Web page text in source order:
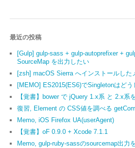
最近の投稿
[Gulp] gulp-sass + gulp-autoprefixer +
SourceMap を出力したい
[zsh] macOS Sierra へインストールした
[MEMO] ES2015(ES6)でSingletonはどう
【覚書】bower で jQuery 1.x系 と 2.x系
復習, Element の CSS値を調べる
Memo, iOS Firefox UA(userAgent)
【覚書】oF 0.9.0 + Xcode 7.1.1
Memo, gulp-ruby-sassのsourcemap出力